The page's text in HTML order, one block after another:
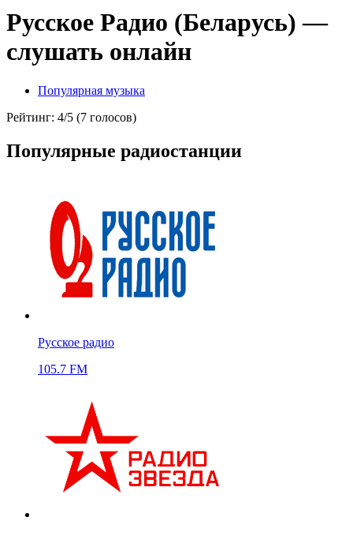
Русское Радио (Беларусь) —
слушать онлайн
Популярная музыка
Рейтинг: 4/5 (7 голосов)
Популярные радиостанции
Русское радио
105.7 FM